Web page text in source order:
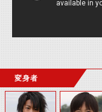
変身者